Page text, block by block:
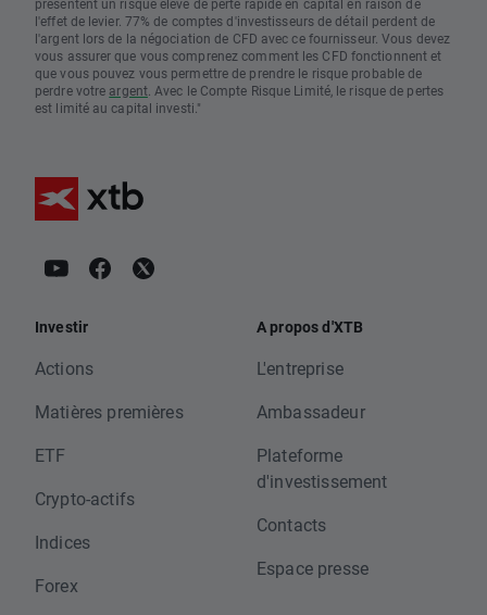
présentent un risque élevé de perte rapide en capital en raison de
l'effet de levier. 77% de comptes d'investisseurs de détail perdent de
l'argent lors de la négociation de CFD avec ce fournisseur. Vous devez
vous assurer que vous comprenez comment les CFD fonctionnent et
que vous pouvez vous permettre de prendre le risque probable de
perdre votre argent. Avec le Compte Risque Limité, le risque de pertes
est limité au capital investi."
Investir
Actions
Matières premières
ETF
Crypto-actifs
Indices
Forex
A propos d'XTB
L'entreprise
Ambassadeur
Plateforme
d'investissement
Contacts
Espace presse